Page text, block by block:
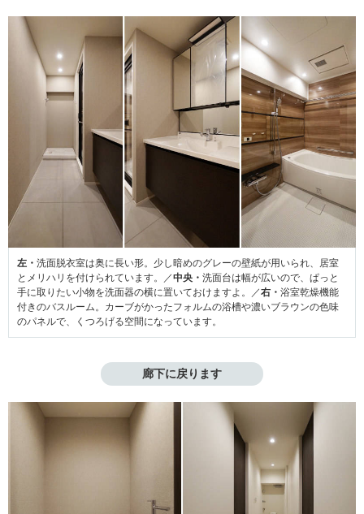
左・ 洗面脱衣室は奥に長い形。少し暗めのグレーの壁紙が用いられ、居室
とメリハリを付けられています。／中央・ 洗面台は幅が広いので、ぱっと
手に取りたい小物を洗面器の横に置いておけますよ。／右・ 浴室乾燥機能
付きのバスルーム。カーブがかったフォルムの浴槽や濃いブラウンの色味
のパネルで、くつろげる空間になっています。
廊下に戻ります